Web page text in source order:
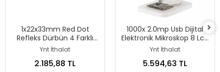
1x22x33mm Red Dot
Refleks Dürbün 4 Farklı
Nişangah Tipi 11mm Ray
Ynt İthalat
2.185,88 TL
1000x 2.0mp Usb Dijital
Elektronik Mikroskop 8 Lcd
Ekran Vga Büyüteç Dm4s
Ynt İthalat
5.594,63 TL